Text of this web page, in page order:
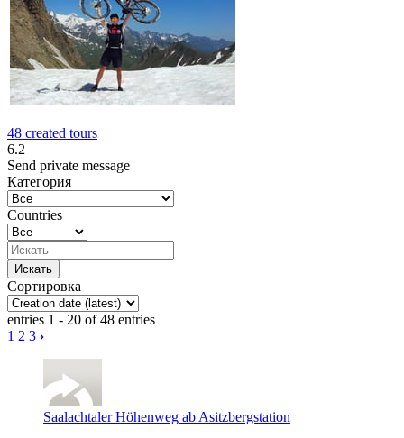
48 created tours
6.2
Send private message
Категория
Countries
Сортировка
entries 1 - 20 of 48 entries
1 2 3 ›
Saalachtaler Höhenweg ab Asitzbergstation